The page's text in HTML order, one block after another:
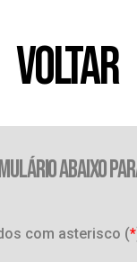
VOLTAR
ABAIXO
com asterisco (*